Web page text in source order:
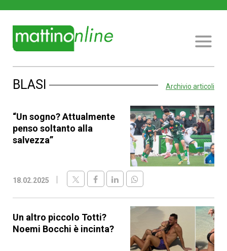
BLASI Archivio articoli
“Un sogno? Attualmente
penso soltanto alla
salvezza”
18.02.2025
Un altro piccolo Totti?
Noemi Bocchi è incinta?